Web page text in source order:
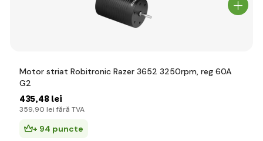
Motor striat Robitronic Razer 3652 3250rpm, reg 60A
G2
435,48 lei
359,90 lei fără TVA
+ 94 puncte